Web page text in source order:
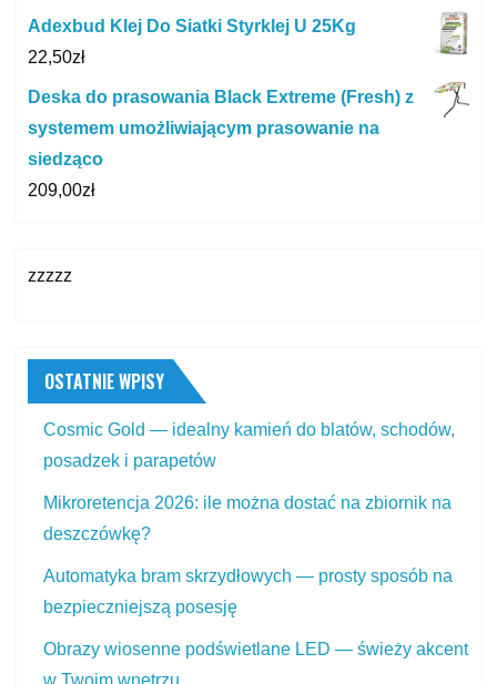
Adexbud Klej Do Siatki Styrklej U 25Kg
22,50zł
Deska do prasowania Black Extreme (Fresh) z
systemem umożliwiającym prasowanie na
siedząco
209,00zł
zzzzz
OSTATNIE WPISY
Cosmic Gold — idealny kamień do blatów, schodów,
posadzek i parapetów
Mikroretencja 2026: ile można dostać na zbiornik na
deszczówkę?
Automatyka bram skrzydłowych — prosty sposób na
bezpieczniejszą posesję
Obrazy wiosenne podświetlane LED — świeży akcent